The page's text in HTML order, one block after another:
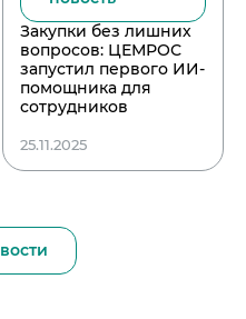
Закупки без лишних
вопросов: ЦЕМРОС
запустил первого ИИ-
помощника для
сотрудников
25.11.2025